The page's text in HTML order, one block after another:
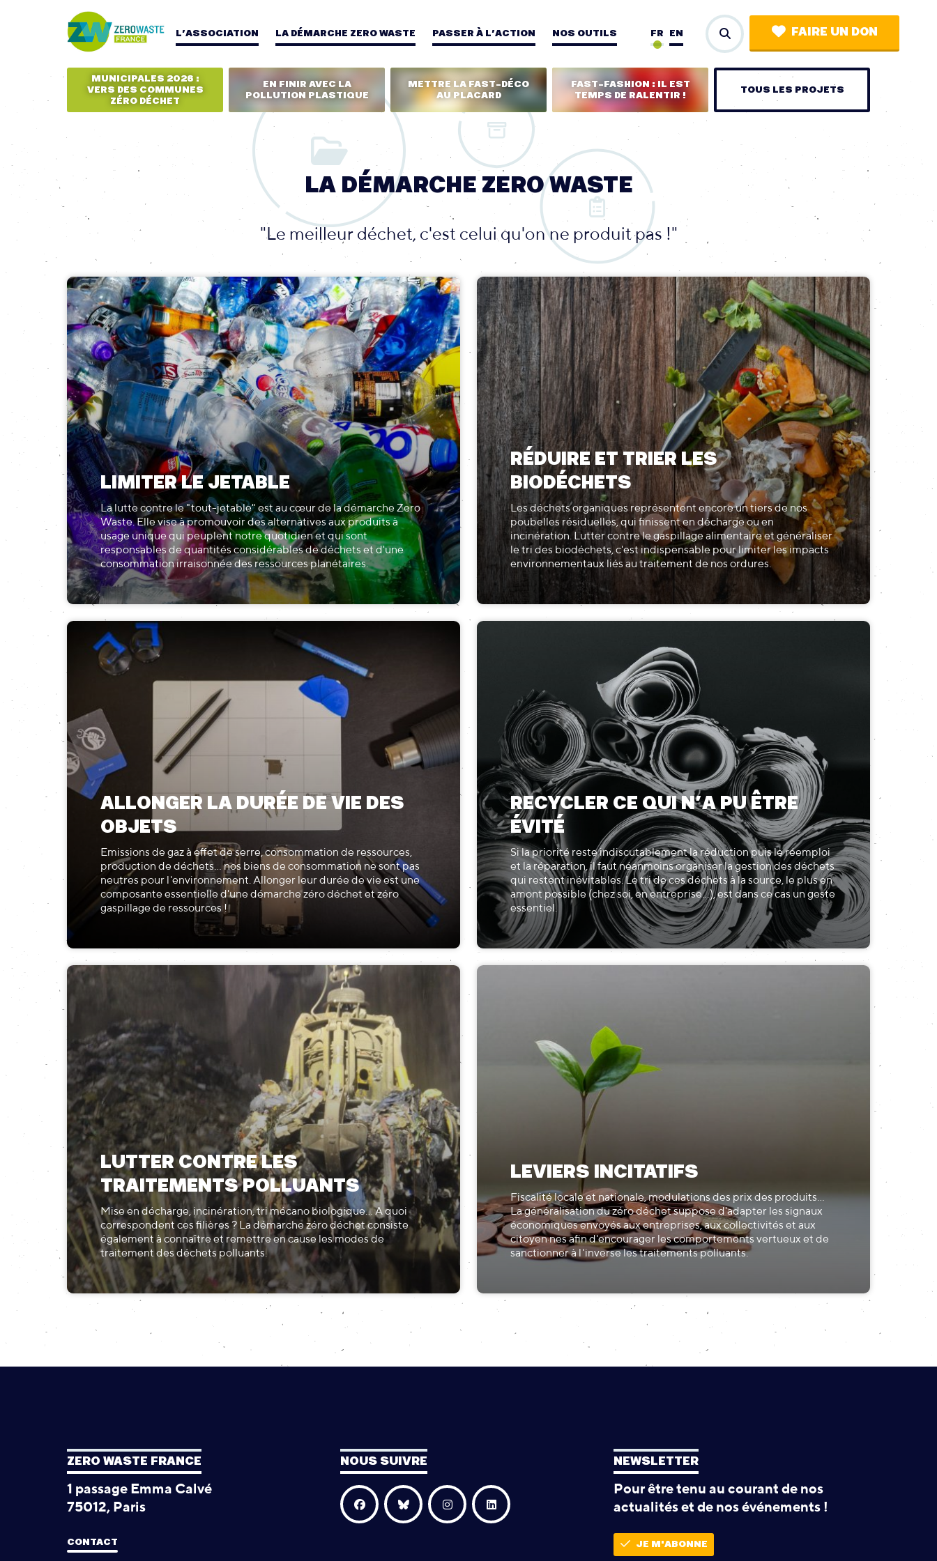
L’ASSOCIATION LA DÉMARCHE ZERO WASTE PASSER À L’ACTION NOS OUTILS EN
FR FAIRE UN DON
MUNICIPALES 2026 :
VERS DES COMMUNES
ZÉRO DÉCHET
EN FINIR AVEC LA
POLLUTION PLASTIQUE
METTRE LA FAST-DÉCO
AU PLACARD
FAST-FASHION : IL EST
TEMPS DE RALENTIR !
TOUS LES PROJETS
LA DÉMARCHE ZERO WASTE
"Le meilleur déchet, c'est celui qu'on ne produit pas !"
LIMITER LE JETABLE
La lutte contre le "tout-jetable" est au cœur de la démarche Zero
Waste. Elle vise à promouvoir des alternatives aux produits à
usage unique qui peuplent notre quotidien et qui sont
responsables de quantités considérables de déchets et d'une
consommation irraisonnée des ressources planétaires.
RÉDUIRE ET TRIER LES
BIODÉCHETS
Les déchets organiques représentent encore un tiers de nos
poubelles résiduelles, qui finissent en décharge ou en
incinération. Lutter contre le gaspillage alimentaire et généraliser
le tri des biodéchets, c'est indispensable pour limiter les impacts
environnementaux liés au traitement de nos ordures.
ALLONGER LA DURÉE DE VIE DES
OBJETS
Emissions de gaz à effet de serre, consommation de ressources,
production de déchets... nos biens de consommation ne sont pas
neutres pour l'environnement. Allonger leur durée de vie est une
composante essentielle d'une démarche zéro déchet et zéro
gaspillage de ressources !
RECYCLER CE QUI N’A PU ÊTRE
ÉVITÉ
Si la priorité reste indiscutablement la réduction puis le réemploi
et la réparation, il faut néanmoins organiser la gestion des déchets
qui restent inévitables. Le tri de ces déchets à la source, le plus en
amont possible (chez soi, en entreprise...), est dans ce cas un geste
essentiel.
LUTTER CONTRE LES
TRAITEMENTS POLLUANTS
Mise en décharge, incinération, tri mécano biologique... A quoi
correspondent ces filières ? La démarche zéro déchet consiste
également à connaître et remettre en cause les modes de
traitement des déchets polluants.
LEVIERS INCITATIFS
Fiscalité locale et nationale, modulations des prix des produits...
La généralisation du zéro déchet suppose d'adapter les signaux
économiques envoyés aux entreprises, aux collectivités et aux
citoyen·nes afin d'encourager les comportements vertueux et de
sanctionner à l'inverse les traitements polluants.
ZERO WASTE FRANCE
1 passage Emma Calvé
75012, Paris
CONTACT
NOUS SUIVRE NEWSLETTER
Pour être tenu au courant de nos
actualités et de nos événements !
JE M'ABONNE